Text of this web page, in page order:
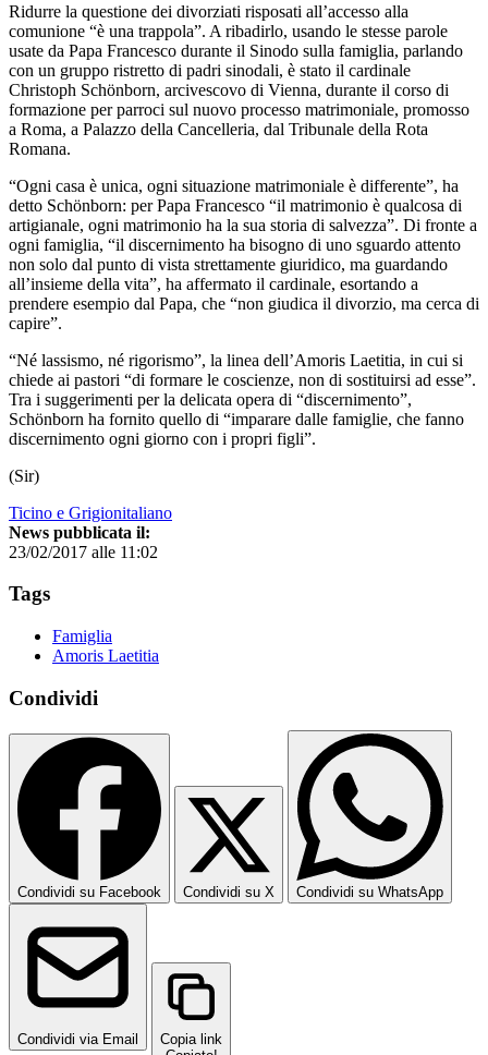
Ridurre la questione dei divorziati risposati all’accesso alla
comunione “è una trappola”. A ribadirlo, usando le stesse parole
usate da Papa Francesco durante il Sinodo sulla famiglia, parlando
con un gruppo ristretto di padri sinodali, è stato il cardinale
Christoph Schönborn, arcivescovo di Vienna, durante il corso di
formazione per parroci sul nuovo processo matrimoniale, promosso
a Roma, a Palazzo della Cancelleria, dal Tribunale della Rota
Romana.
“Ogni casa è unica, ogni situazione matrimoniale è differente”, ha
detto Schönborn: per Papa Francesco “il matrimonio è qualcosa di
artigianale, ogni matrimonio ha la sua storia di salvezza”. Di fronte a
ogni famiglia, “il discernimento ha bisogno di uno sguardo attento
non solo dal punto di vista strettamente giuridico, ma guardando
all’insieme della vita”, ha affermato il cardinale, esortando a
prendere esempio dal Papa, che “non giudica il divorzio, ma cerca di
capire”.
“Né lassismo, né rigorismo”, la linea dell’Amoris Laetitia, in cui si
chiede ai pastori “di formare le coscienze, non di sostituirsi ad esse”.
Tra i suggerimenti per la delicata opera di “discernimento”,
Schönborn ha fornito quello di “imparare dalle famiglie, che fanno
discernimento ogni giorno con i propri figli”.
(Sir)
Ticino e Grigionitaliano
News pubblicata il:
23/02/2017 alle 11:02
Tags
Famiglia
Amoris Laetitia
Condividi
Condividi su Facebook Condividi su X Condividi su WhatsApp
Condividi via Email
Copia link